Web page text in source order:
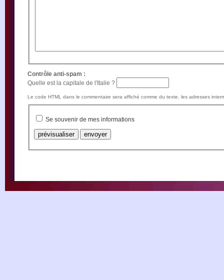
Contrôle anti-spam :
Quelle est la capitale de l'Italie ?
Le code HTML dans le commentaire sera affiché comme du texte, les adresses
Se souvenir de mes informations